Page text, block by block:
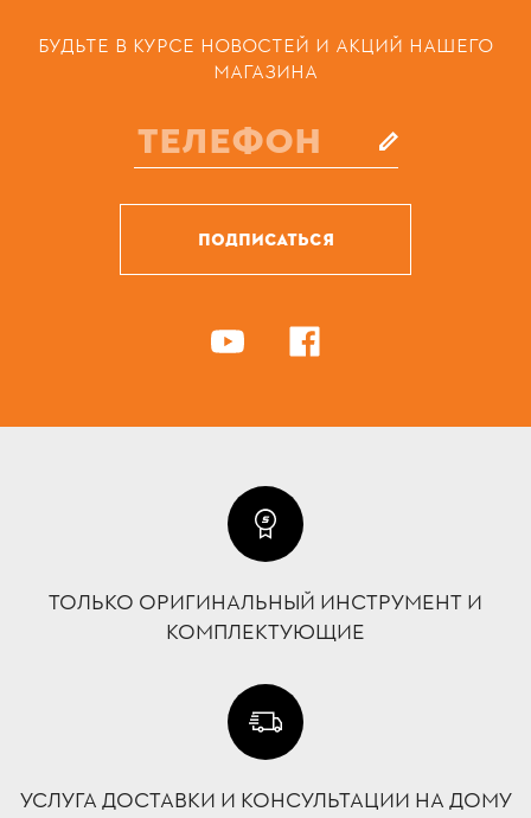
БУДЬТЕ В КУРСЕ НОВОСТЕЙ И АКЦИЙ НАШЕГО
МАГАЗИНА
ПОДПИСАТЬСЯ
ТОЛЬКО ОРИГИНАЛЬНЫЙ ИНСТРУМЕНТ И
КОМПЛЕКТУЮЩИЕ
УСЛУГА ДОСТАВКИ И КОНСУЛЬТАЦИИ НА ДОМУ